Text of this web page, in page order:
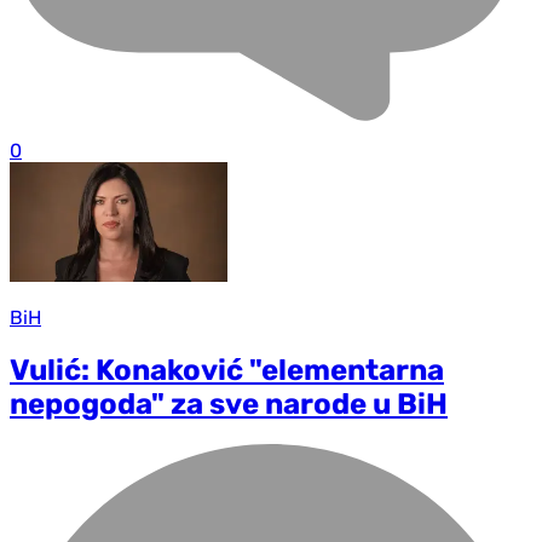
0
BiH
Vulić: Konaković "elementarna
nepogoda" za sve narode u BiH